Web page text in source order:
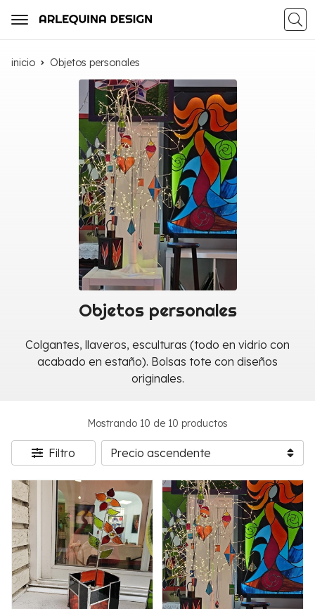
inicio Objetos personales
Objetos personales
Colgantes, llaveros, esculturas (todo en vidrio con
acabado en estaño). Bolsas tote con diseños
originales.
Mostrando 10 de 10 productos
Filtro